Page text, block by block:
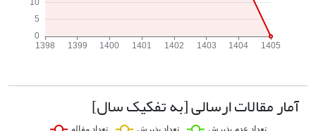
آمار مقالات ارسالی [به تفکیک سال]